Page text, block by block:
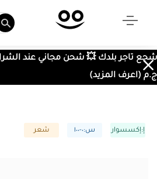
ج.م (اعرف المزيد)
إ:إكسسوار س:٠-١٠٠ شعر